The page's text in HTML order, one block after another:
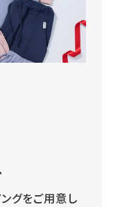
グをご用意し